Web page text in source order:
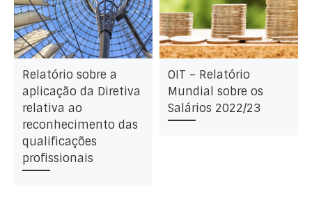
Relatório sobre a
aplicação da Diretiva
relativa ao
reconhecimento das
qualificações
profissionais
OIT – Relatório
Mundial sobre os
Salários 2022/23